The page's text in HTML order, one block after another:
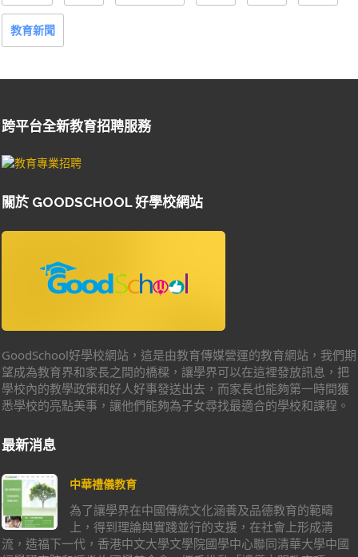
教育新聞
跨平台全新教育招聘服務
關於 GOODSCHOOL 好學校網站
GoodSchool好學校網站，這是由教育傳媒營運的教育網站，我們期
望成為教育界和家長之間的橋樑，讓學界可以在這裡發放訊息，把
學校內的教學政策和好人好事發送出去，而家長也能夠第一時間獲
悉學校的亮點美事，讓他們能夠為子女尋找最適合的學校和課程。
最新消息
中華禮儀教育
為了讓學界在中國傳統文化涵養及品德教育的範疇
上，得到理論與實踐並行的支援，在社會上形成清
流，造福下一代，香港中文大學文學院國學中心聯同清華大學中國